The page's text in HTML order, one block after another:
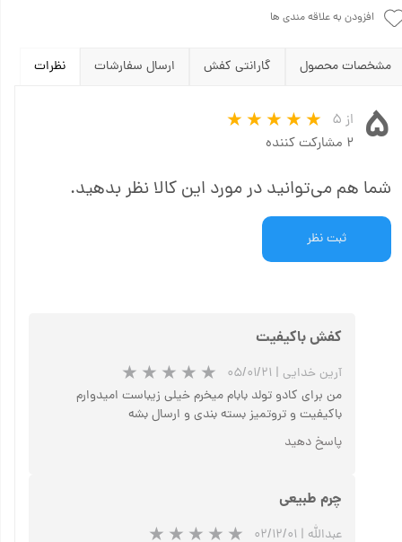
افزودن به علاقه مندی ها
مشخصات محصول گارانتی کفش ارسال سفارشات نظرات
۵
از ۵
۲ مشارکت کننده
شما هم می‌توانید در مورد این کالا نظر بدهید.
ثبت نظر
چرم طبیعی
عبدالله | ۰۲/۱۲/۰۱
کفش باکیفیت
آرین خدایی | ۰۵/۰۱/۲۱
من برای کادو تولد بابام میخرم خیلی زیباست امیدوارم
باکیفیت و تروتمیز بسته بندی و ارسال بشه
پاسخ دهید